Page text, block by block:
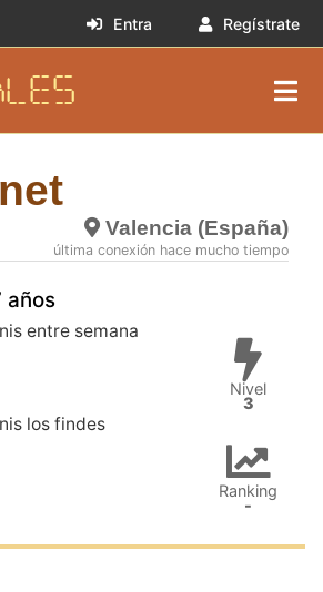
Entra Regístrate
Valencia (España)
última conexión hace mucho tiempo
años
entre semana
los findes
Nivel
3
Ranking
-